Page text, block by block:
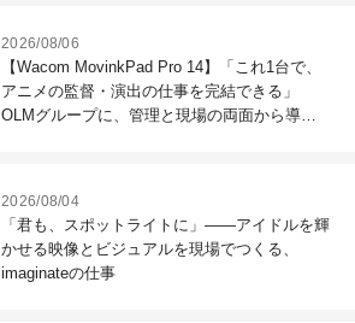
2026/08/06
【Wacom MovinkPad Pro 14】「これ1台で、
アニメの監督・演出の仕事を完結できる」
OLMグループに、管理と現場の両面から導入
2026/08/04
「君も、スポットライトに」――アイドルを輝
かせる映像とビジュアルを現場でつくる、
imaginateの仕事